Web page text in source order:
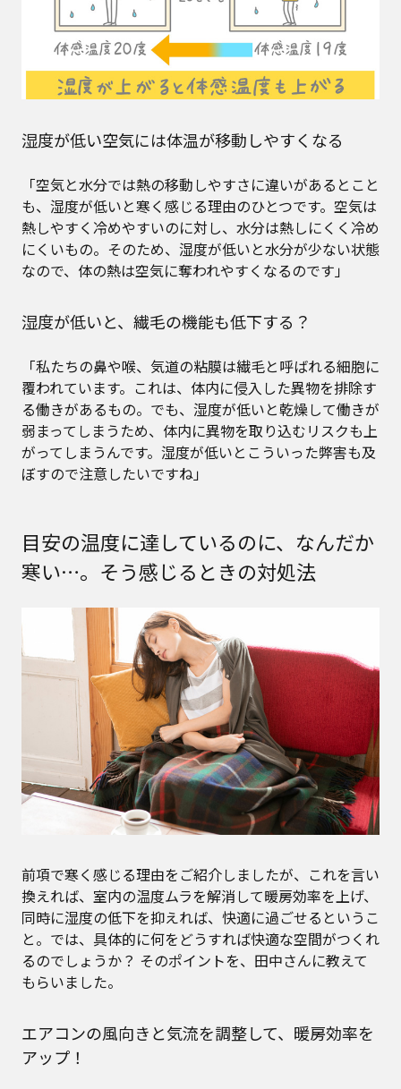
湿度が低い空気には体温が移動しやすくなる
「空気と水分では熱の移動しやすさに違いがあるとこと
も、湿度が低いと寒く感じる理由のひとつです。空気は
熱しやすく冷めやすいのに対し、水分は熱しにくく冷め
にくいもの。そのため、湿度が低いと水分が少ない状態
なので、体の熱は空気に奪われやすくなるのです」
湿度が低いと、繊毛の機能も低下する？
「私たちの鼻や喉、気道の粘膜は繊毛と呼ばれる細胞に
覆われています。これは、体内に侵入した異物を排除す
る働きがあるもの。でも、湿度が低いと乾燥して働きが
弱まってしまうため、体内に異物を取り込むリスクも上
がってしまうんです。湿度が低いとこういった弊害も及
ぼすので注意したいですね」
目安の温度に達しているのに、なんだか
寒い…。そう感じるときの対処法
前項で寒く感じる理由をご紹介しましたが、これを言い
換えれば、室内の温度ムラを解消して暖房効率を上げ、
同時に湿度の低下を抑えれば、快適に過ごせるというこ
と。では、具体的に何をどうすれば快適な空間がつくれ
るのでしょうか？ そのポイントを、田中さんに教えて
もらいました。
エアコンの風向きと気流を調整して、暖房効率を
アップ！